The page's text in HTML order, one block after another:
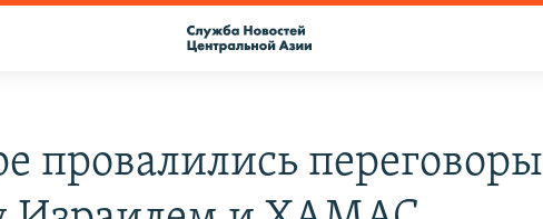
провалились переговоры